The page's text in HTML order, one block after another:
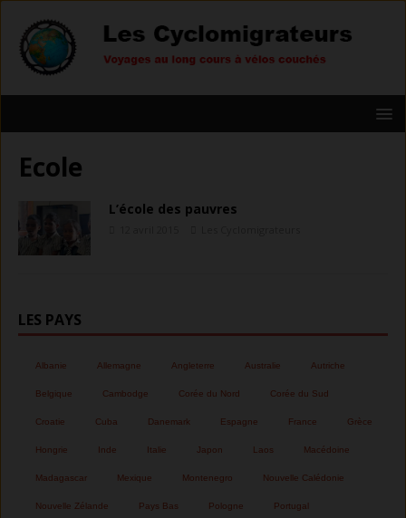
Ecole
L’école des pauvres
LES PAYS
Albanie Allemagne Angleterre Australie Autriche
Belgique Cambodge Corée du Nord Corée du Sud
Croatie Cuba Danemark Espagne France Grèce
Hongrie Inde Italie Japon Laos Macédoine
Madagascar Mexique Montenegro Nouvelle Calédonie
Nouvelle Zélande Pays Bas Pologne Portugal